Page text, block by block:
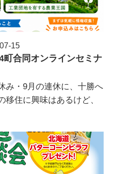
町合同オンラインセミナ
み・9月の連休に、十勝へ
移住に興味はあるけど、
15